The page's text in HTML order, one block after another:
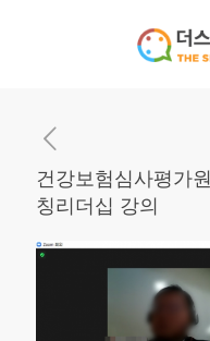
건강보험심사평가
칭리더십 강의